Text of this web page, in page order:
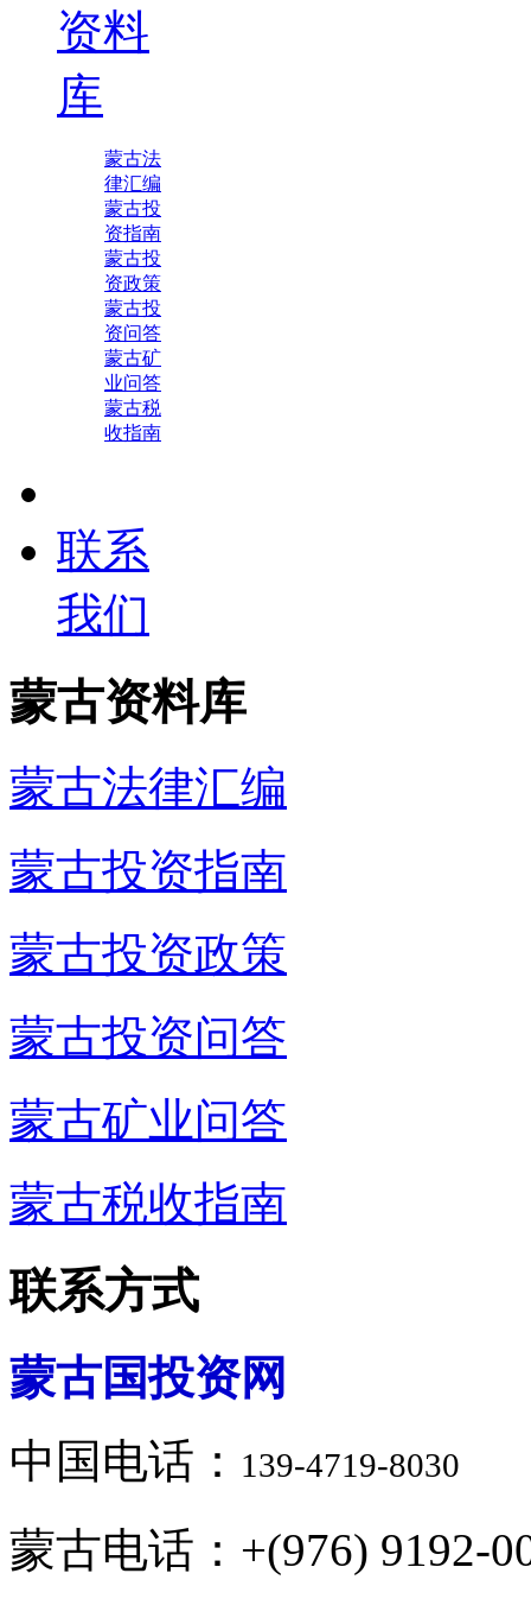
资料
库
蒙古法
律汇编
蒙古投
资指南
蒙古投
资政策
蒙古投
资问答
蒙古矿
业问答
蒙古税
收指南
联系
我们
蒙古资料库
蒙古法律汇编
蒙古投资指南
蒙古投资政策
蒙古投资问答
蒙古矿业问答
蒙古税收指南
联系方式
蒙古国投资网
中国电话： 139-4719-8030
蒙古电话：+(976) 9192-